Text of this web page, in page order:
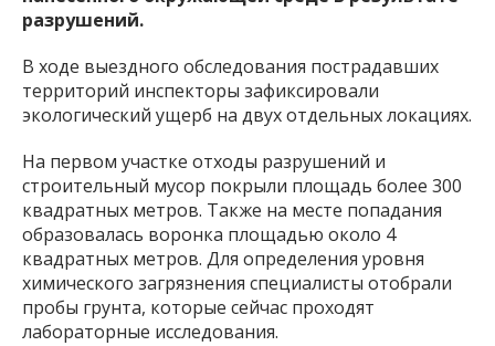
разрушений.
В ходе выездного обследования пострадавших
территорий инспекторы зафиксировали
экологический ущерб на двух отдельных локациях.
На первом участке отходы разрушений и
строительный мусор покрыли площадь более 300
квадратных метров. Также на месте попадания
образовалась воронка площадью около 4
квадратных метров. Для определения уровня
химического загрязнения специалисты отобрали
пробы грунта, которые сейчас проходят
лабораторные исследования.